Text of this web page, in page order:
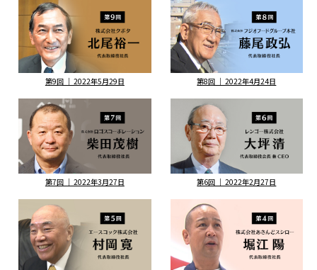
第9回 ｜ 2022年5月29日 第8回 ｜ 2022年4月24日
第7回 ｜ 2022年3月27日 第6回 ｜ 2022年2月27日